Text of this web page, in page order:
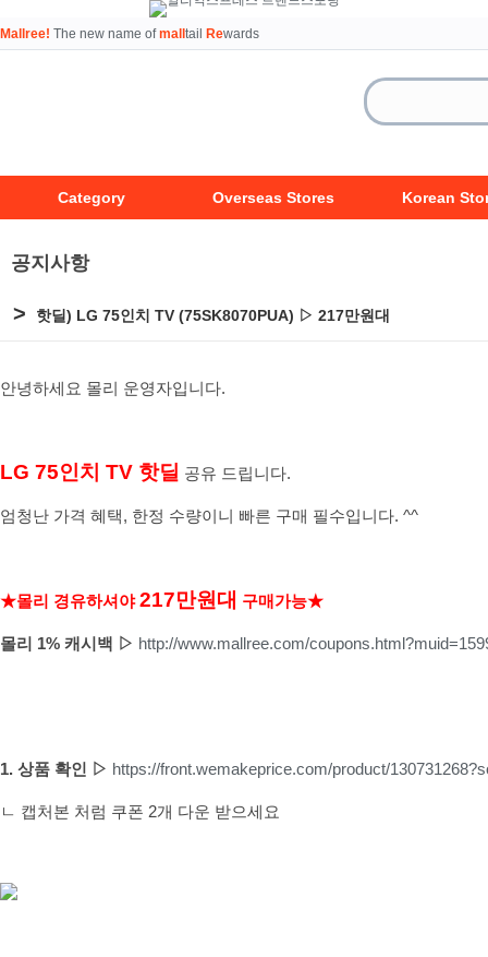
Mallree! The new name ofmall tail Rewards
Category Overseas Stores Korean
공지사항
> 핫딜) LG 75인치 TV (75SK8070PUA) ▷ 217만원대
안녕하세요 몰리 운영자입니다.
LG 75인치 TV 핫딜 공유 드립니다.
엄청난 가격 혜택, 한정 수량이니 빠른 구매 필수입니다. ^^
★몰리 경유하셔야217만원대 구매가능★
몰리 1% 캐시백 ▷ http://www.mallree.com/
1. 상품 확인 ▷ https://front.wemakeprice.com/product/
ㄴ 캡처본 처럼 쿠폰 2개 다운 받으세요